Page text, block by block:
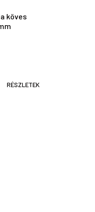
köves
RÉSZLETEK